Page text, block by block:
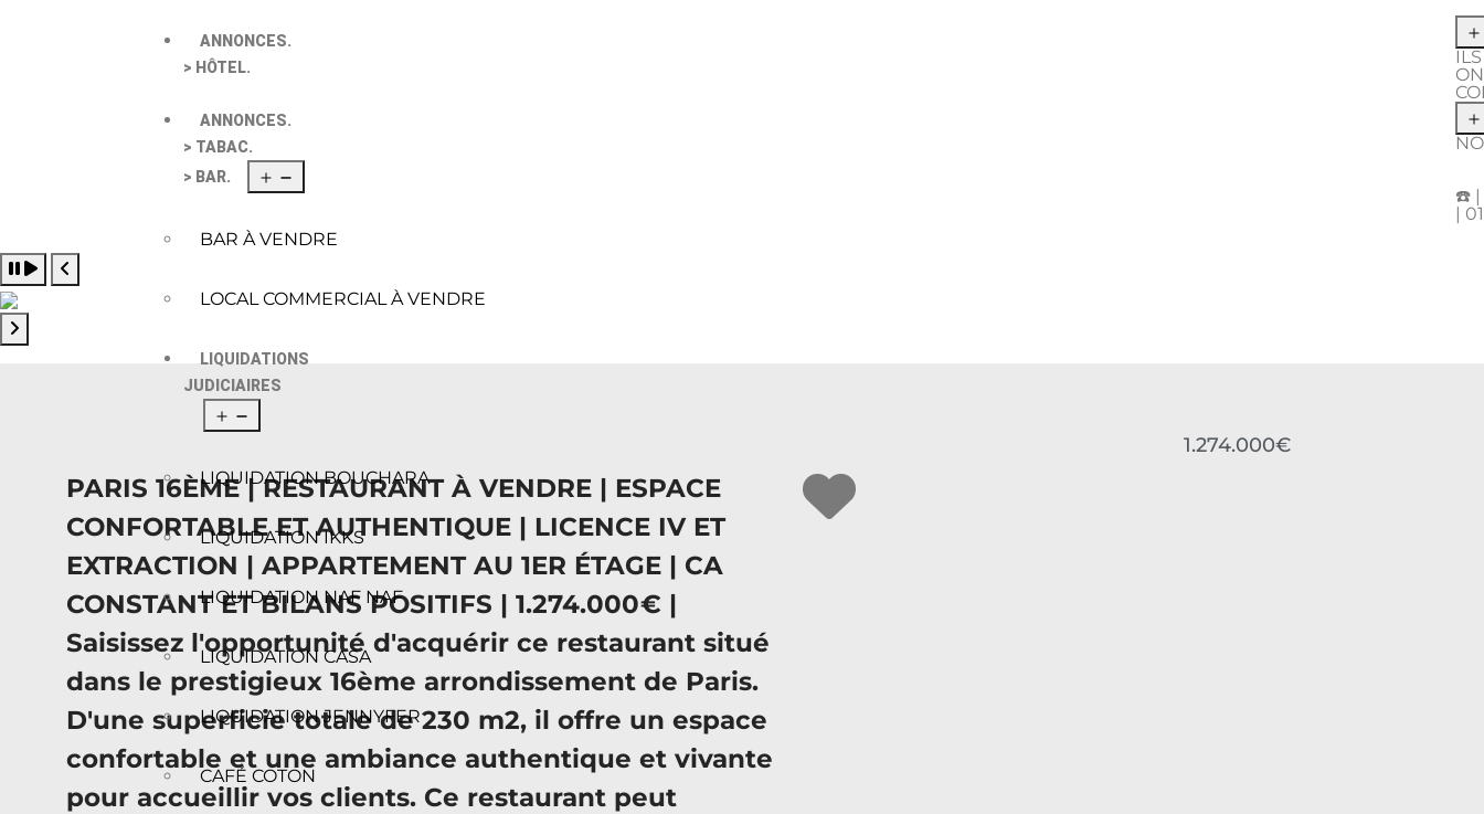
ANNONCES.
> HÔTEL.
ANNONCES.
> TABAC.
> BAR.
BAR À VENDRE
LOCAL COMMERCIAL À VENDRE
LIQUIDATIONS
JUDICIAIRES
LIQUIDATION BOUCHARA
LIQUIDATION IKKS
LIQUIDATION NAF NAF
LIQUIDATION CASA
LIQUIDATION JENNYFER
CAFÉ COTON
☎️ |
|
Pause slide rotation
Resume slide rotation
Previous slide
PARIS 16ÈME | RESTAURANT À VENDRE | ESPACE
CONFORTABLE ET AUTHENTIQUE | LICENCE IV ET
EXTRACTION | APPARTEMENT AU 1ER ÉTAGE | CA
CONSTANT ET BILANS POSITIFS | 1.274.000 € |
Saisissez l'opportunité d'acquérir ce restaurant situé
dans le prestigieux 16ème arrondissement de Paris.
D'une superficie totale de 230 m2, il offre un espace
confortable et une ambiance authentique et vivante
pour accueillir vos clients. Ce restaurant peut
1.274.000€